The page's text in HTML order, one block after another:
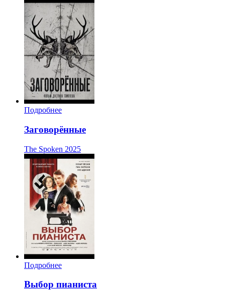
Подробнее
Заговорённые
The Spoken 2025
Подробнее
Выбор пианиста